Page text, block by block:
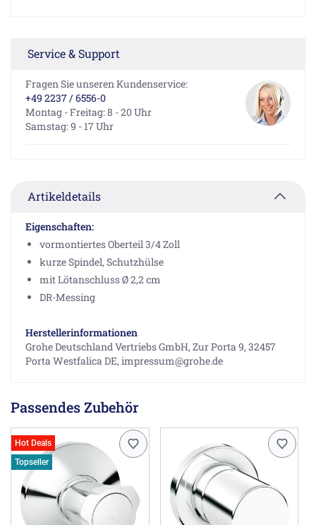
Service & Support
Fragen Sie unseren Kundenservice:
+49 2237 / 6556-0
Montag - Freitag: 8 - 20 Uhr
Samstag: 9 - 17 Uhr
Artikeldetails
Eigenschaften:
vormontiertes Oberteil 3/4 Zoll
kurze Spindel, Schutzhülse
mit Lötanschluss Ø 2,2 cm
DR-Messing
Herstellerinformationen
Grohe Deutschland Vertriebs GmbH, Zur Porta 9, 32457
Porta Westfalica DE, impressum@grohe.de
Passendes Zubehör
Hot Deals
Topseller